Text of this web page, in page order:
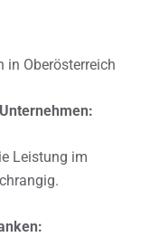
in Oberösterreich
Leistung im